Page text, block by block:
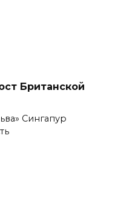
Британской
Сингапур